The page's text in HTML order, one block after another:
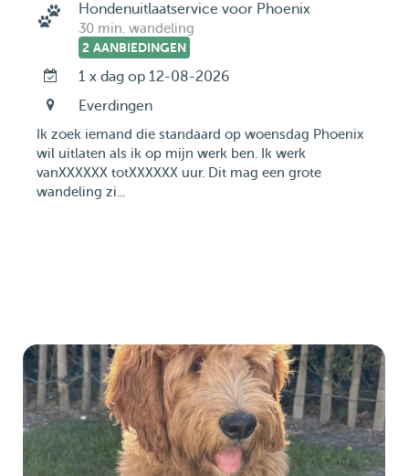
Hondenuitlaatservice voor Phoenix
30 min. wandeling
2 AANBIEDINGEN
1 x dag op 12-08-2026
Everdingen
Ik zoek iemand die standaard op woensdag Phoenix
wil uitlaten als ik op mijn werk ben. Ik werk
vanXXXXXX totXXXXXX uur. Dit mag een grote
wandeling zi...